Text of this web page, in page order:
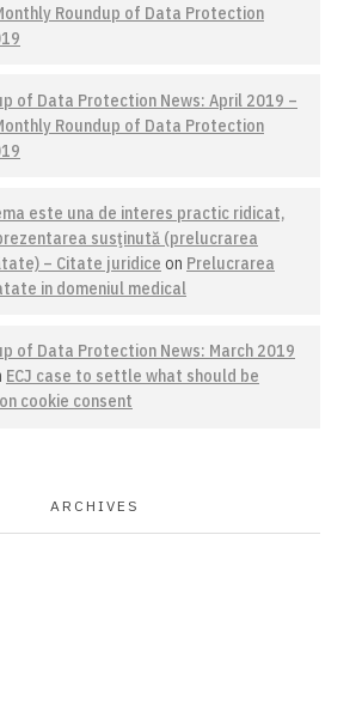
Roundup of Data Protection
of Data Protection News: April 2019 –
Roundup of Data Protection
este una de interes practic ridicat,
susţinută (prelucrarea
– Citate juridice on Prelucrarea
in domeniul medical
of Data Protection News: March 2019
ECJ case to settle what should be
cookie consent
ARCHIVES